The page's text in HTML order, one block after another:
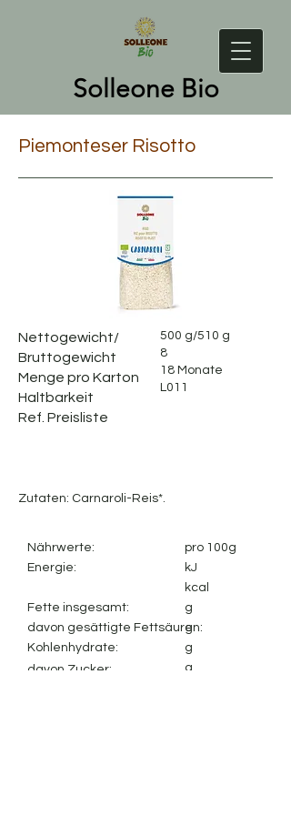
Solleone Bio
Piemonteser Risotto
Nettogewicht/
Bruttogewicht
Menge pro Karton
Haltbarkeit
Ref. Preisliste
500 g/510 g
8
18 Monate
L011
Zutaten: Carnaroli-Reis*.
Nährwerte:
Energie:
Fette insgesamt:
davon gesättigte Fettsäuren:
Kohlenhydrate:
davon Zucker:
pro 100g
kJ
kcal
g
g
g
g